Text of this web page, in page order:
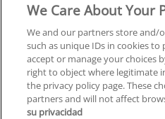
Quiénes
We Care About Your
We and our partners store and/
such as unique IDs in cookies
accept or manage your choices
right to object where legitimate
the privacy policy page. These
partners and will not affect
su privacidad